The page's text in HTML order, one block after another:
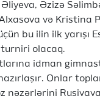
Əzizə
və Kristina
bu ilin ilk yarışı
olacaq.
idman
Onlar
nəzərlərini